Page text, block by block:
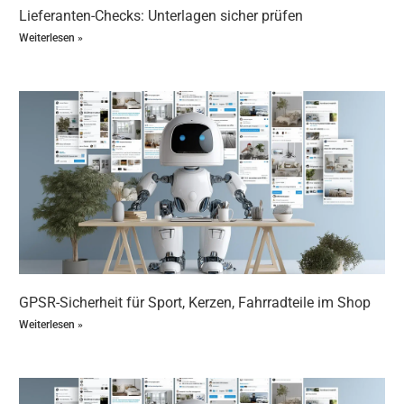
Allergene sicherzustellen und die Produktqualität zu
garantieren.
Überblick
Über 130 Duftstoffe sind in der EU als Allergene in
Kosmetikprodukten gelistet und müssen
entsprechend gekennzeichnet werden.
Die CLP-Verordnungklassifiziert allergene Stoffe
nicht nur als sensibilisierende Stoffe, sondern
definiert auch spezifische Gefahrenhinweise, die auf
Verpackungen und in Sicherheitsdatenblättern
erscheinen müssen.
REACH-Verordnung
fordert die Registrierung aller
Stoffe in Mengen ab 1 Tonne pro Jahr, was für viele
Aromastoffe gilt.
spezifischen Gefahrenhinweisen versehen werden.
Lieferanten-Checks: Unterlagen sicher prüfen
Weiterlesen »
GPSR-Sicherheit für Sport, Kerzen, Fahrradteile im Shop
Weiterlesen »